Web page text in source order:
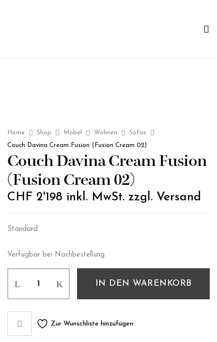
Home Shop Möbel Wohnen
Sofas
Couch Davina Cream Fusion (Fusion Cream 02)
Couch Davina Cream Fusion
(Fusion Cream 02)
CHF 2'198 inkl. MwSt. zzgl. Versand
Standard
Verfügbar bei Nachbestellung
IN DEN WARENKORB
Zur Wunschliste hinzufügen